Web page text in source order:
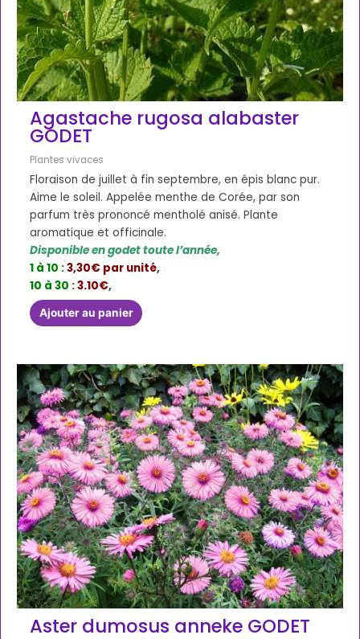
Agastache rugosa alabaster
GODET
Plantes vivaces
Floraison de juillet à fin septembre, en épis blanc pur.
Aime le soleil. Appelée menthe de Corée, par son
parfum très prononcé mentholé anisé. Plante
aromatique et officinale.
Disponible en godet toute l’année,
1 à 10 :3,30€ par unité,
10 à 30 :3.10€,
Ajouter au panier
Aster dumosus anneke GODET